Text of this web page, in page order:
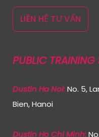
LIÊN HỆ TƯ VẤN
PUBLIC TRAINING
Dustin Ha Noi:No. 5,
Bien, Hanoi
Dustin Ho Chi Minh: